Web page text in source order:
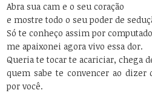
Abra sua cam e o seu coração
e mostre todo o seu poder de
Só te conheço assim por
me apaixonei agora vivo essa dor.
Queria te tocar te acariciar, chega
quem sabe te convencer ao
por você.